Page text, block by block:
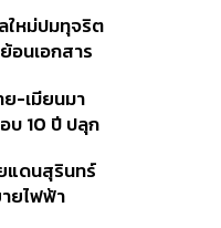
Standard
ดเป้าสิ้นปีนี้
ใหม่ปมทุจริต
อนเอกสาร
ต่อเอี่ยว
า หรือไม่
ย-เมียนมา
บ 10 ปี ปลุก
อน้ำลึก
แดนสุรินทร์
ยไฟฟ้า